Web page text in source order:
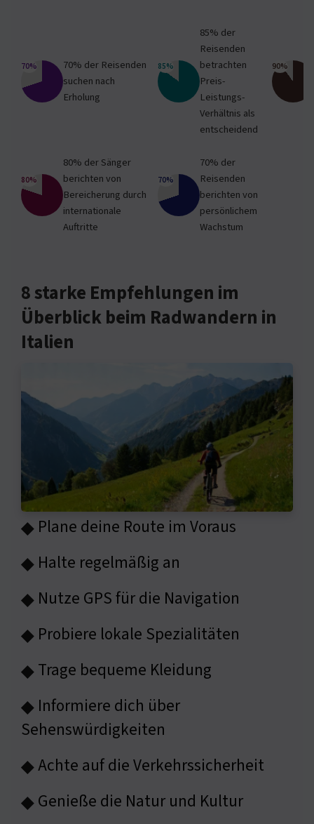
70%
70% der Reisenden
suchen nach
Erholung
85%
85% der
Reisenden
betrachten
Preis-
Leistungs-
Verhältnis als
entscheidend
90%
80%
80% der Sänger
berichten von
Bereicherung durch
internationale
Auftritte
70%
70% der
Reisenden
berichten von
persönlichem
Wachstum
8 starke Empfehlungen im
Überblick beim Radwandern in
Italien
◆ Plane deine Route im Voraus
◆ Halte regelmäßig an
◆ Nutze GPS für die Navigation
◆ Probiere lokale Spezialitäten
◆ Trage bequeme Kleidung
◆ Informiere dich über
Sehenswürdigkeiten
◆Achte auf die Verkehrssicherheit
◆ Genieße die Natur und Kultur